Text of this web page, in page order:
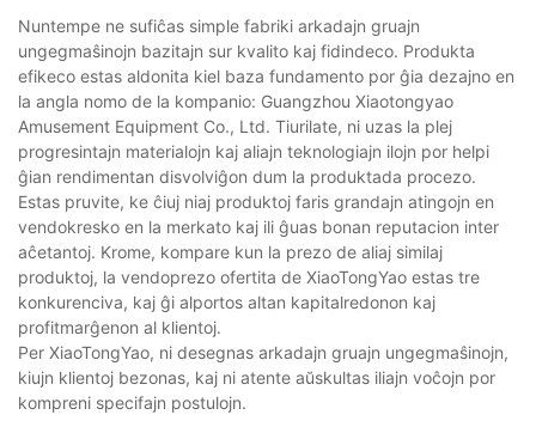
Nuntempe ne sufiĉas simple fabriki arkadajn gruajn
ungegmaŝinojn bazitajn sur kvalito kaj fidindeco. Produkta
efikeco estas aldonita kiel baza fundamento por ĝia dezajno en
la angla nomo de la kompanio: Guangzhou Xiaotongyao
Amusement Equipment Co., Ltd. Tiurilate, ni uzas la plej
progresintajn materialojn kaj aliajn teknologiajn ilojn por helpi
ĝian rendimentan disvolviĝon dum la produktada procezo.
Estas pruvite, ke ĉiuj niaj produktoj faris grandajn atingojn en
vendokresko en la merkato kaj ili ĝuas bonan reputacion inter
aĉetantoj. Krome, kompare kun la prezo de aliaj similaj
produktoj, la vendoprezo ofertita de XiaoTongYao estas tre
konkurenciva, kaj ĝi alportos altan kapitalredonon kaj
profitmarĝenon al klientoj.
Per XiaoTongYao, ni desegnas arkadajn gruajn ungegmaŝinojn,
kiujn klientoj bezonas, kaj ni atente aŭskultas iliajn voĉojn por
kompreni specifajn postulojn.